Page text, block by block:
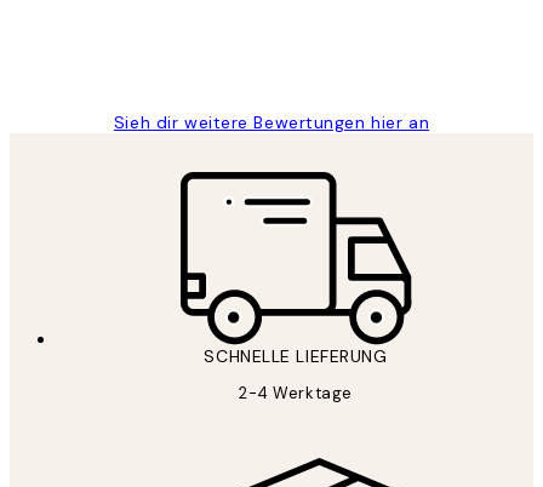
Sieh dir weitere Bewertungen hier an
SCHNELLE LIEFERUNG
2-4 Werktage